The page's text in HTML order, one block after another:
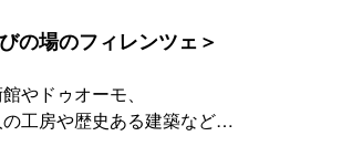
の場のフィレンツェ＞
やドゥオーモ、
工房や歴史ある建築など…